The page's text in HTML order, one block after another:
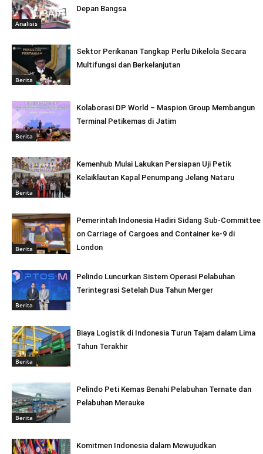
Analisis
Depan Bangsa
Berita
Sektor Perikanan Tangkap Perlu Dikelola Secara
Multifungsi dan Berkelanjutan
Berita
Kolaborasi DP World – Maspion Group Membangun
Terminal Petikemas di Jatim
Berita
Kemenhub Mulai Lakukan Persiapan Uji Petik
Kelaiklautan Kapal Penumpang Jelang Nataru
Berita
Pemerintah Indonesia Hadiri Sidang Sub-Committee
on Carriage of Cargoes and Container ke-9 di
London
Berita
Pelindo Luncurkan Sistem Operasi Pelabuhan
Terintegrasi Setelah Dua Tahun Merger
Berita
Biaya Logistik di Indonesia Turun Tajam dalam Lima
Tahun Terakhir
Berita
Pelindo Peti Kemas Benahi Pelabuhan Ternate dan
Pelabuhan Merauke
Komitmen Indonesia dalam Mewujudkan